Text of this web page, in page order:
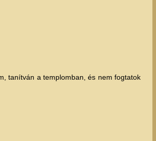
tanítván a templomban, és nem fogtatok